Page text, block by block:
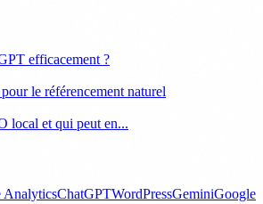
efficacement ?
le référencement naturel
local et qui peut en...
AnalyticsChatGPTWordPressGeminiGoogle